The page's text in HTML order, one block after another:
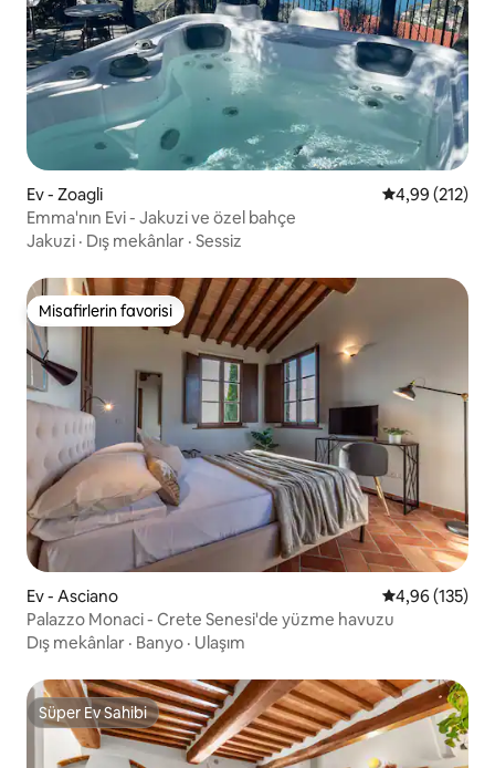
Ev - Zoagli 5 üzerinden
4,99 (212)
Emma'nın Evi - Jakuzi ve özel bahçe
Jakuzi · Dış mekânlar · Sessiz
Misafirlerin favorisi
Misafirlerin favorisi
Ev - Asciano 5 üzerinden
4,96 (135)
Palazzo Monaci - Crete Senesi'de yüzme havuzu
Dış mekânlar · Banyo · Ulaşım
Süper Ev Sahibi
Süper Ev Sahibi